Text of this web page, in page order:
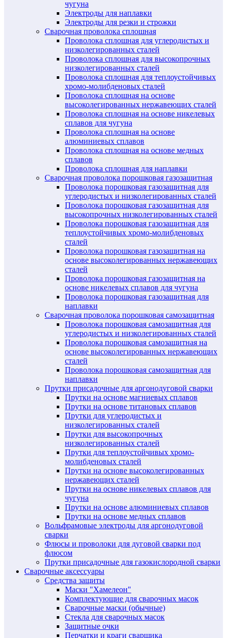
чугуна
Электроды для наплавки
Электроды для резки и строжки
Сварочная проволока сплошная
Проволока сплошная для углеродистых и
низколегированных сталей
Проволока сплошная для высокопрочных
низколегированных сталей
Проволока сплошная для теплоустойчивых
хромо-молибденовых сталей
Проволока сплошная на основе
высоколегированных нержавеющих сталей
Проволока сплошная на основе никелевых
сплавов для чугуна
Проволока сплошная на основе
алюминиевых сплавов
Проволока сплошная на основе медных
сплавов
Проволока сплошная для наплавки
Сварочная проволока порошковая газозащитная
Проволока порошковая газозащитная для
углеродистых и низколегированных сталей
Проволока порошковая газозащитная для
высокопрочных низколегированных сталей
Проволока порошковая газозащитная для
теплоустойчивых хромо-молибденовых
сталей
Проволока порошковая газозащитная на
основе высоколегированных нержавеющих
сталей
Проволока порошковая газозащитная на
основе никелевых сплавов для чугуна
Проволока порошковая газозащитная для
наплавки
Сварочная проволока порошковая самозащитная
Проволока порошковая самозащитная для
углеродистых и низколегированных сталей
Проволока порошковая самозащитная на
основе высоколегированных нержавеющих
сталей
Проволока порошковая самозащитная для
наплавки
Прутки присадочные для аргонодуговой сварки
Прутки на основе магниевых сплавов
Прутки на основе титановых сплавов
Прутки для углеродистых и
низколегированных сталей
Прутки для высокопрочных
низколегированных сталей
Прутки для теплоустойчивых хромо-
молибденовых сталей
Прутки на основе высоколегированных
нержавеющих сталей
Прутки на основе никелевых сплавов для
чугуна
Прутки на основе алюминиевых сплавов
Прутки на основе медных сплавов
Вольфрамовые электроды для аргонодуговой
сварки
Флюсы и проволоки для дуговой сварки под
флюсом
Прутки присадочные для газокислородной сварки
Сварочные аксессуары
Средства защиты
Маски "Хамелеон"
Комплектующие для сварочных масок
Сварочные маски (обычные)
Стекла для сварочных масок
Защитные очки
Перчатки и краги сварщика